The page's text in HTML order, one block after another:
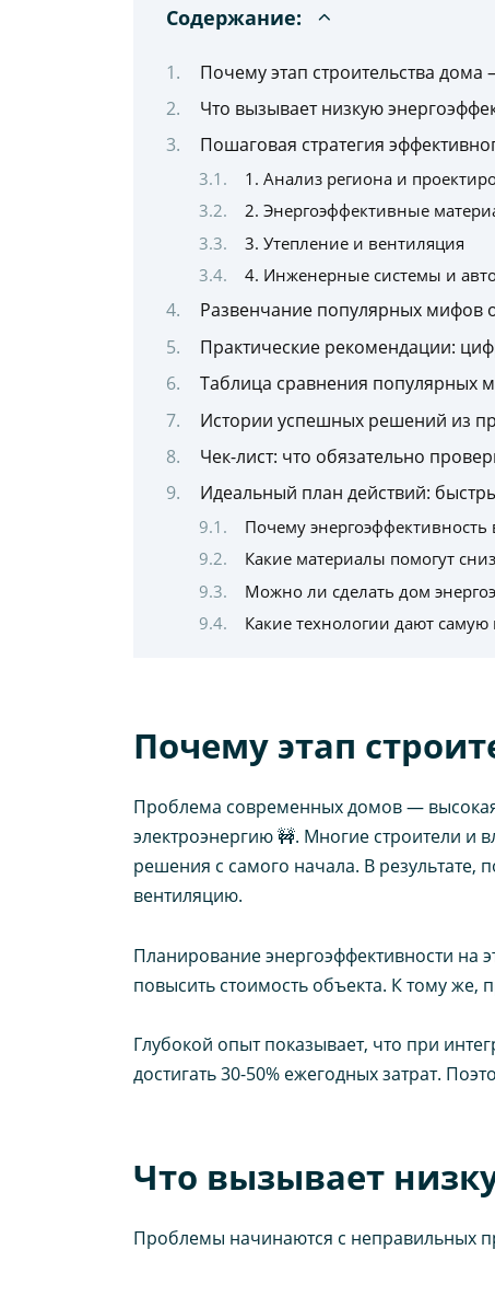
Содержание:
Почему этап строительства
Что вызывает низкую
Пошаговая стратегия
1. Анализ региона и
2. Энергоэффективные
3. Утепление и вентиляция
4. Инженерные системы и
Развенчание популярных мифов
Практические рекомендации:
Таблица сравнения популярных
Истории успешных решений из
Чек-лист: что обязательно
Идеальный план действий:
Почему
Какие материалы помогут
Можно ли сделать дом
Какие технологии дают
Почему этап
Проблема современных домов —
электроэнергию 🚧. Многие строители и
решения с самого начала. В
вентиляцию.
Планирование энергоэффективности на
повысить стоимость объекта. К тому же,
Глубокой опыт показывает, что при
достигать 30-50% ежегодных затрат.
Что вызывает
Проблемы начинаются с неправильных